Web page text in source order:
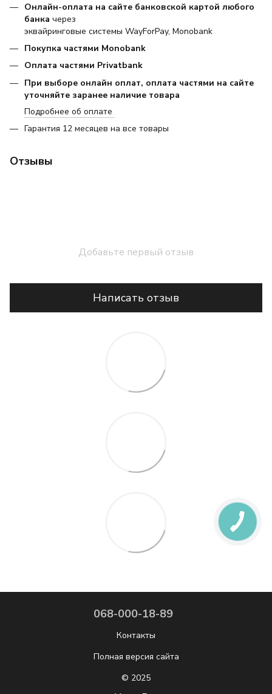
Онлайн-оплата на сайте банковской картой любого
банка через
эквайринговые системы WayForPay, Monobank
Покупка частями Monobank
Оплата частями Privatbank
При выборе онлайн оплат, оплата частями на сайте
уточняйте заранее наличие товара
Подробнее об оплате
Гарантия 12 месяцев на все товары
Отзывы
Добавьте первый отзыв
Написать отзыв
068-000-18-89
Контакты
Полная версия сайта
© 2025